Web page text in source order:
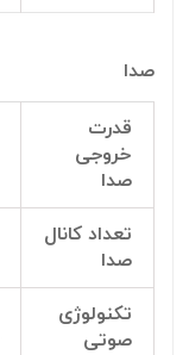
صدا
قدرت
خروجی
صدا
تعداد کانال
صدا
تکنولوژی
صوتی